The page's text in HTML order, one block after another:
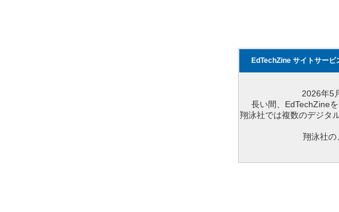
EdTechZine サイトサービ
2026年5
長い間、EdTechZine
翔泳社では複数のデジタ
翔泳社の